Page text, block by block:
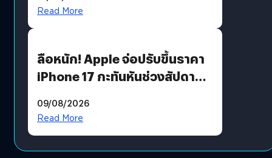
เงื่อนไขที่กำหนด
Read More
ลือหนัก! Apple จ่อปรับขึ้นราคา
iPhone 17 กะทันหันช่วงสัปดาห์ที่
09/08/2026
Read More